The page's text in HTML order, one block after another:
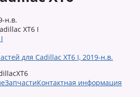
н.в.
для Cadillac XT6 I, 2019-н.в.
ЗапчастиКонтактная информация